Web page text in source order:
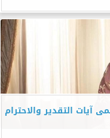
آيات التقدير والاحترام